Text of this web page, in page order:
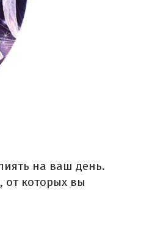
на ваш день.
от которых вы